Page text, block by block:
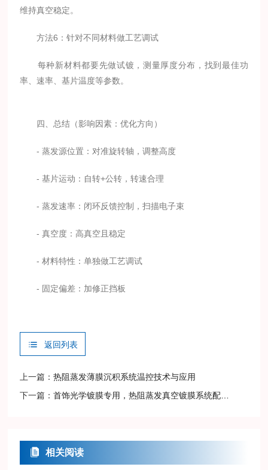
维持真空稳定。
方法6：针对不同材料做工艺调试
每种新材料都要先做试镀，测量厚度分布，找到最佳功
率、速率、基片温度等参数。
四、总结（影响因素：优化方向）
- 蒸发源位置：对准旋转轴，调整高度
- 基片运动：自转+公转，转速合理
- 蒸发速率：闭环反馈控制，扫描电子束
- 真空度：高真空且稳定
- 材料特性：单独做工艺调试
- 固定偏差：加修正挡板
返回列表
上一篇：热阻蒸发薄膜沉积系统温控技术与应用
下一篇：首饰光学镀膜专用，热阻蒸发真空镀膜系统配置与工艺要点
相关阅读